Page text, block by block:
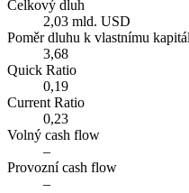
Celkový dluh
2,03 mld. USD
Poměr dluhu k vlastnímu
3,68
Quick Ratio
0,19
Current Ratio
0,23
Volný cash flow
–
Provozní cash flow
–